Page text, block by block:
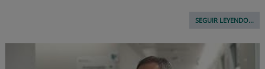
SEGUIR LEYENDO...